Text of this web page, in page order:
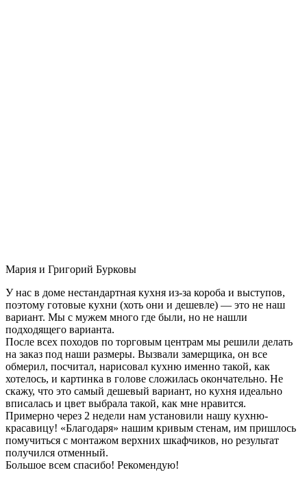
Мария и Григорий Бурковы
У нас в доме нестандартная кухня из-за короба и выступов,
поэтому готовые кухни (хоть они и дешевле) — это не наш
вариант. Мы с мужем много где были, но не нашли
подходящего варианта.
После всех походов по торговым центрам мы решили делать
на заказ под наши размеры. Вызвали замерщика, он все
обмерил, посчитал, нарисовал кухню именно такой, как
хотелось, и картинка в голове сложилась окончательно. Не
скажу, что это самый дешевый вариант, но кухня идеально
вписалась и цвет выбрала такой, как мне нравится.
Примерно через 2 недели нам установили нашу кухню-
красавицу! «Благодаря» нашим кривым стенам, им пришлось
помучиться с монтажом верхних шкафчиков, но результат
получился отменный.
Большое всем спасибо! Рекомендую!